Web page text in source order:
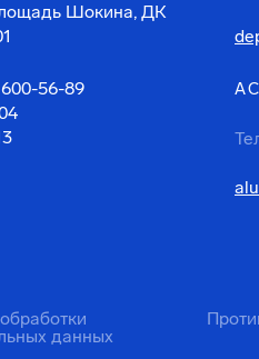
Шокина, ДК
56-89
данных